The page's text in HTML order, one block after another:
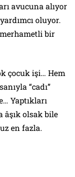
avucuna alıyor
oluyor.
bir
çocuk işi… Hem
“cadı”
Yaptıkları
âşık olsak bile
en fazla.